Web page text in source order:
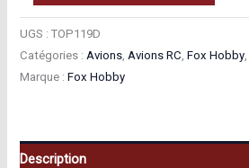
de
Fox
Hobby
Avion
C400
UGS :TOP119D
Catégories :Avions,Avions RC,Fox Hobby
Marque :Fox Hobby
Description